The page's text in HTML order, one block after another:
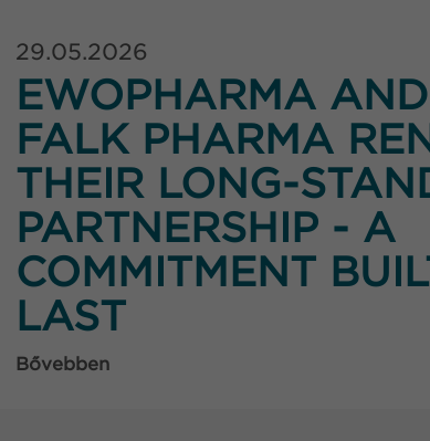
29.05.2026
EWOPHARMA
FALK PHARMA
THEIR LONG-
PARTNERSHIP - A
COMMITMENT
LAST
Bővebben